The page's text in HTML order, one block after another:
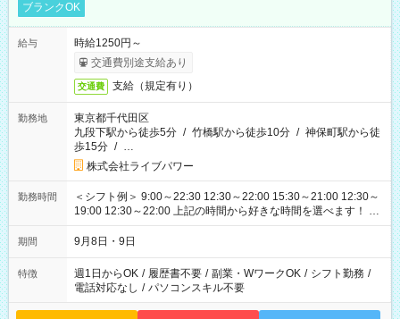
ブランクOK
給与
時給1250円～
交通費別途支給あり
交通費 支給（規定有り）
勤務地
東京都千代田区
九段下駅から徒歩5分 / 竹橋駅から徒歩10分 / 神保町駅から徒
歩15分 / …
株式会社ライブパワー
勤務時間
＜シフト例＞ 9:00～22:30 12:30～22:00 15:30～21:00 12:30～
19:00 12:30～22:00 上記の時間から好きな時間を選べます！ ※
時間は変更となる可能性があります
期間 9月8日・9日
特徴 週1日からOK / 履歴書不要 / 副業・WワークOK / シフト勤務 /
電話対応なし / パソコンスキル不要